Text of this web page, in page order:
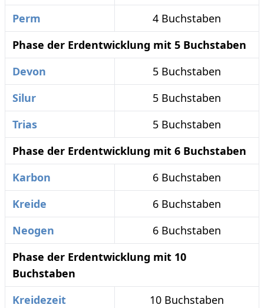
Perm
4 Buchstaben
Phase der Erdentwicklung mit 5 Buchstaben
Devon
5 Buchstaben
Silur
5 Buchstaben
Trias
5 Buchstaben
Phase der Erdentwicklung mit 6 Buchstaben
Karbon
6 Buchstaben
Kreide
6 Buchstaben
Neogen
6 Buchstaben
Phase der Erdentwicklung mit 10
Buchstaben
Kreidezeit
10 Buchstaben